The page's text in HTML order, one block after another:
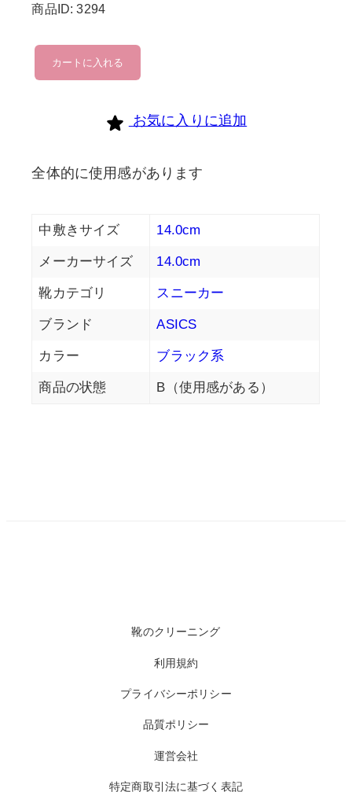
商品ID: 3294
asics
個
カートに入れる
お気に入りに追加
全体的に使用感があります
中敷きサイズ 14.0cm
メーカーサイズ 14.0cm
靴カテゴリ スニーカー
ブランド ASICS
カラー ブラック系
商品の状態 B（使用感がある）
靴のクリーニング
利用規約
プライバシーポリシー
品質ポリシー
運営会社
特定商取引法に基づく表記